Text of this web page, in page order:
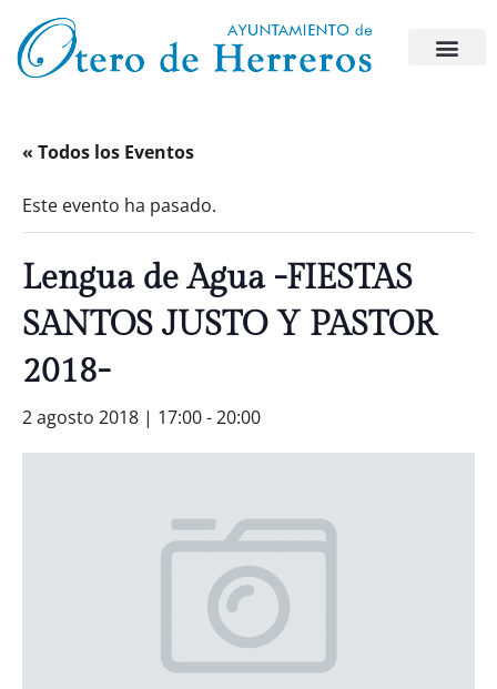
« Todos los Eventos
Este evento ha pasado.
Lengua de Agua -FIESTAS
SANTOS JUSTO Y PASTOR
2018-
2 agosto 2018 | 17:00-20:00